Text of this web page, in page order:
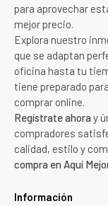
para aprovechar
mejor precio.
Explora nuestro
que se adaptan
oficina hasta tu
tiene preparado
comprar online.
Regístrate ahora y
compradores
calidad, estilo y
compra en Aquí
Información